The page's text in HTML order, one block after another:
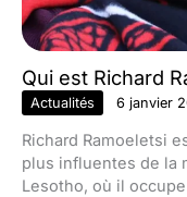
Qui est Richard
Actualités 6 janvier
Richard Ramoeletsi
plus influentes de la
Lesotho, où il